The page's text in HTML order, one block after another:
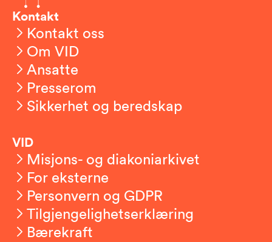
Kontakt
Kontakt oss
Om VID
Ansatte
Presserom
Sikkerhet og beredskap
VID
Misjons- og diakoniarkivet
For eksterne
Personvern og GDPR
Tilgjengelighetserklæring
Bærekraft